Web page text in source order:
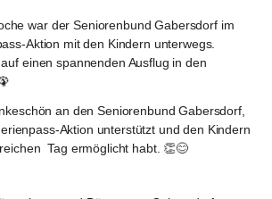
war der Seniorenbund Gabersdorf im
Aktion mit den Kindern unterwegs.
einen spannenden Ausflug in den
an den Seniorenbund Gabersdorf,
Aktion unterstützt und den Kindern
Tag ermöglicht habt. 👏😊